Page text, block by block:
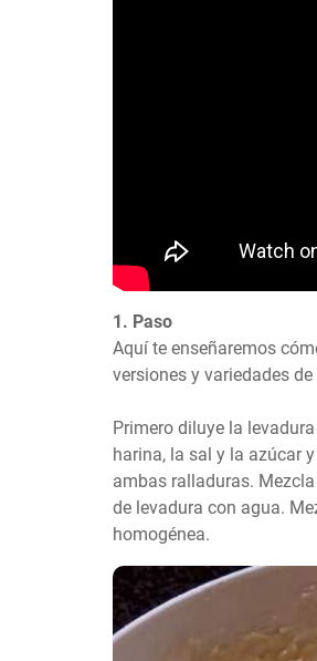
1. Paso
Aquí te enseñaremos
versiones y variedades
Primero diluye la
harina, la sal y la azúcar
ambas ralladuras.
de levadura con agua.
homogénea.